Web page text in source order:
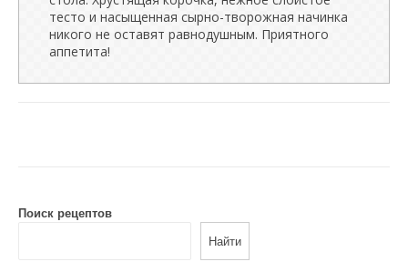
тесто и насыщенная сырно-творожная начинка
никого не оставят равнодушным. Приятного
аппетита!
Поиск рецептов
Найти